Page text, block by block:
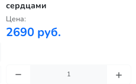
сердцами
Цена:
2690 руб.